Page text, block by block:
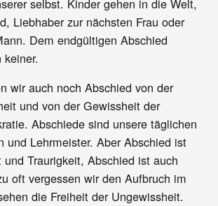
selbst. Kinder gehen in die Welt,
Liebhaber zur nächsten Frau oder
Dem endgültigen Abschied
wir auch noch Abschied von der
und von der Gewissheit der
Abschiede sind unsere täglichen
und Lehrmeister. Aber Abschied ist
und Traurigkeit, Abschied ist auch
oft vergessen wir den Aufbruch im
die Freiheit der Ungewissheit.